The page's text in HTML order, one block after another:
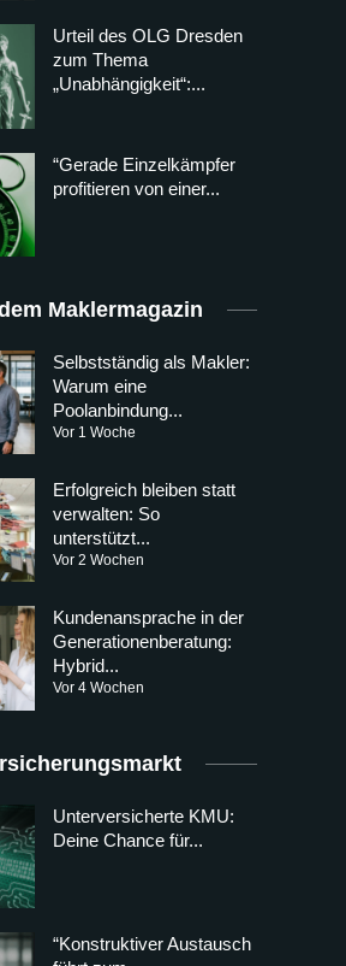
Urteil des OLG Dresden
zum Thema
„Unabhängigkeit“:...
“Gerade Einzelkämpfer
profitieren von einer...
Maklermagazin
Selbstständig als Makler:
Warum eine
Poolanbindung...
Vor 1 Woche
Erfolgreich bleiben statt
verwalten: So
unterstützt...
Vor 2 Wochen
Kundenansprache in der
Generationenberatung:
Hybrid...
Vor 4 Wochen
Unterversicherte KMU:
Deine Chance für...
“Konstruktiver Austausch